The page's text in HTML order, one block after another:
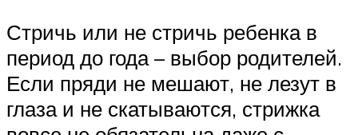
Стричь или не стричь ребенка в
период до года – выбор родителей.
Если пряди не мешают, не лезут в
глаза и не скатываются, стрижка